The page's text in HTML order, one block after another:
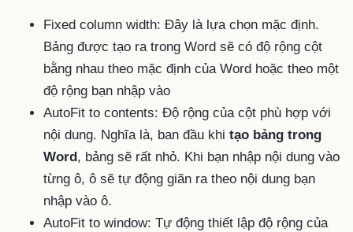
Fixed column width: Đây là lựa chọn mặc định.
Bảng được tạo ra trong Word sẽ có độ rộng cột
bằng nhau theo mặc định của Word hoặc theo một
độ rộng bạn nhập vào
AutoFit to contents: Độ rộng của cột phù hợp với
nội dung. Nghĩa là, ban đầu khi tạo bảng trong
Word , bảng sẽ rất nhỏ. Khi bạn nhập nội dung vào
từng ô, ô sẽ tự động giãn ra theo nội dung bạn
nhập vào ô.
AutoFit to window: Tự động thiết lập độ rộng của